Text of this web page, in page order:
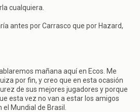
cualquiera.
antes por Carrasco que por Hazard,
mañana aquí en Ecos. Me
por fin, y creo que en esta ocasión
de sus mejores jugadores y porque
esta vez no van a estar los amigos
Mundial de Brasil.